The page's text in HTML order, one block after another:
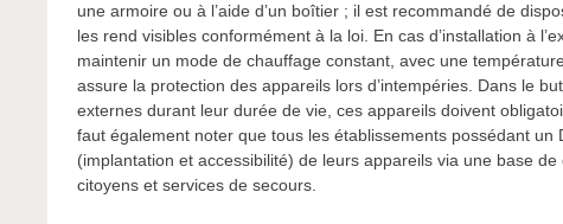
une armoire ou à l’aide d’un boîtier ; il est recommandé de
les rend visibles conformément à la loi. En cas d’installation à
maintenir un mode de chauffage constant, avec une
assure la protection des appareils lors d’intempéries. Dans le
externes durant leur durée de vie, ces appareils doivent
faut également noter que tous les établissements possédant
(implantation et accessibilité) de leurs appareils via une base
citoyens et services de secours.